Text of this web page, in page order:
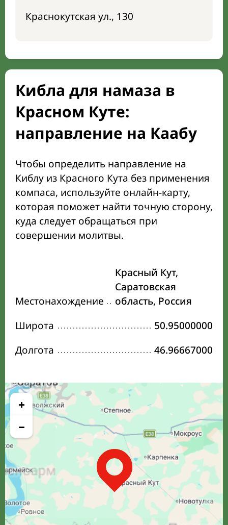
Краснокутская ул., 130
Кибла для намаза в
Красном Куте:
направление на Каабу
Чтобы определить направление на
Киблу из Красного Кута без применения
компаса, используйте онлайн-карту,
которая поможет найти точную сторону,
куда следует обращаться при
совершении молитвы.
Местонахождение
Красный Кут,
Саратовская
область, Россия
Широта
50.95000000
Долгота
46.96667000
+
−